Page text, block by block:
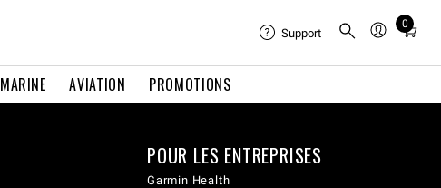
MARINE AVIATION PROMOTIONS
Support
0
Total
cart:
POUR LES ENTREPRISES
Garmin Health